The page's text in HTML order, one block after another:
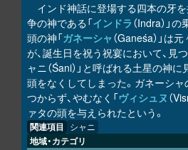
インド神話に登場する四本の牙
争の神である「インドラ （Indra）」
頭の神「ガネーシャ（Ganeśa）」は
が、誕生日を祝う祝宴において、見
ャニ（Śani）」と呼ばれる土星の神
頭をなくしてしまった。ガネーシ
つからず、やむなく「ヴィシュヌ （
ァタの頭を与えられたという。
関連項目 シャニ
地域・カテゴリ